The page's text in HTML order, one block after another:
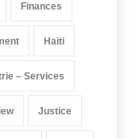
Finances
Haïti
– Services
Justice